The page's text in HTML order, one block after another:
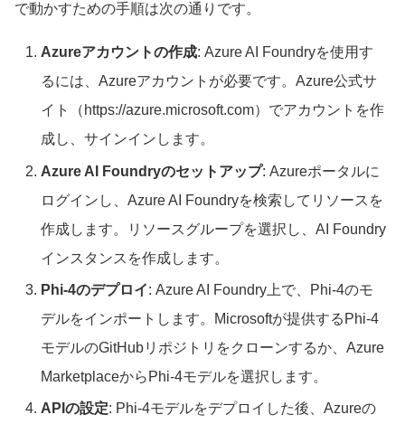
で動かすための手順は次の通りです。
Azureアカウントの作成: Azure AI Foundryを使用す
るには、Azureアカウントが必要です。Azure公式サ
イト（https://azure.microsoft.com）でアカウントを作
成し、サインインします。
Azure AI Foundryのセットアップ: Azureポータルに
ログインし、Azure AI Foundryを検索してリソースを
作成します。リソースグループを選択し、AI Foundry
インスタンスを作成します。
Phi-4のデプロイ: Azure AI Foundry上で、Phi-4のモ
デルをインポートします。Microsoftが提供するPhi-4
モデルのGitHubリポジトリをクローンするか、Azure
MarketplaceからPhi-4モデルを選択します。
APIの設定: Phi-4モデルをデプロイした後、Azureの